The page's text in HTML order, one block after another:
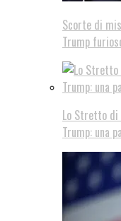
Scorte di
Trump
Lo Stretto di
Trump: una